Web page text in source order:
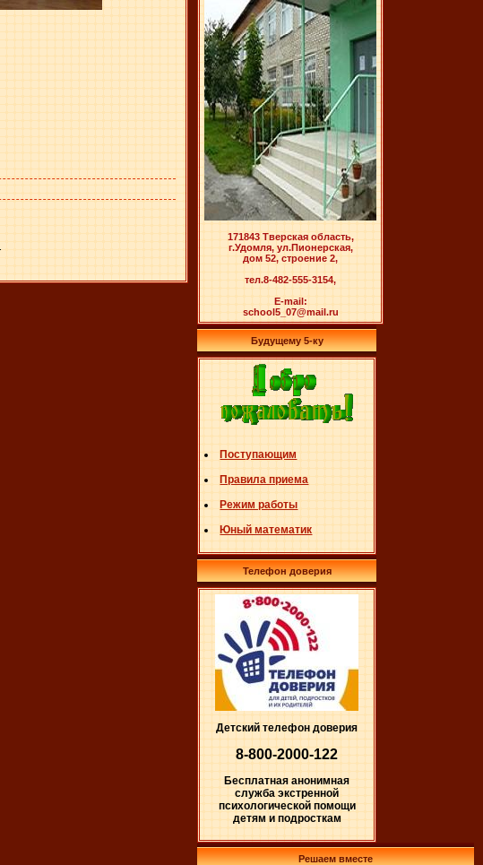
171843 Тверская область,
г.Удомля, ул.Пионерская,
дом 52, строение 2,
тел.8-482-555-3154,
E-mail:
school5_07@mail.ru
Будущему 5-ку
Поступающим
Правила приема
Режим работы
Юный математик
Телефон доверия
Детский телефон доверия
8-800-2000-122
Бесплатная анонимная
служба экстренной
психологической помощи
детям и подросткам
Решаем вместе